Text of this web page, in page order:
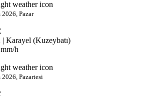
Pazar
| Karayel (Kuzeybatı)
h
2026, Pazartesi